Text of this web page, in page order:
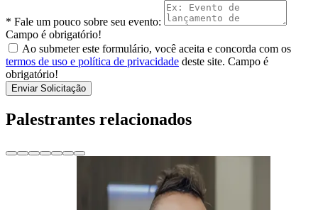
* Fale um pouco sobre seu evento:
Campo é obrigatório!
Ao submeter este formulário, você aceita e concorda com os
termos de uso e política de privacidade deste site. Campo é
obrigatório!
Enviar Solicitação
Palestrantes relacionados